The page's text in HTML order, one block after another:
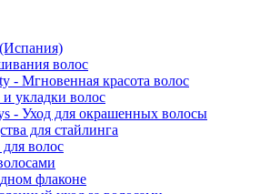
волос
- Мгновенная красота волос
укладки волос
- Уход для окрашенных волосы
для стайлинга
волос
флаконе